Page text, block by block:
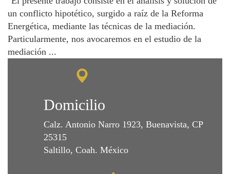
un conflicto hipotético, surgido a raíz de la Reforma
Energética, mediante las técnicas de la mediación.
Particularmente, nos avocaremos en el estudio de la
mediación ...
Domicilio
Calz. Antonio Narro 1923, Buenavista, CP
25315
Saltillo, Coah. México